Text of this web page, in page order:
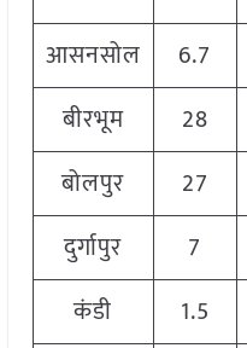
आसनसोल
6.7
बीरभूम
28
बोलपुर
27
दुर्गापुर
7
कंडी
1.5